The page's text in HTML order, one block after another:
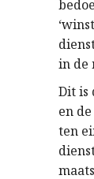
in de
Dit is
en
ten